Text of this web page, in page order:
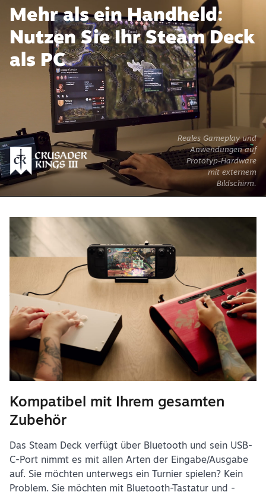
Mehr als ein Handheld:
Nutzen Sie Ihr Steam Deck
als PC
Reales Gameplay und
Anwendungen auf
Prototyp-Hardware
mit externem
Bildschirm.
Kompatibel mit Ihrem gesamten
Zubehör
Das Steam Deck verfügt über Bluetooth und sein USB-
C-Port nimmt es mit allen Arten der Eingabe/Ausgabe
auf. Sie möchten unterwegs ein Turnier spielen? Kein
Problem. Sie möchten mit Bluetooth-Tastatur und -